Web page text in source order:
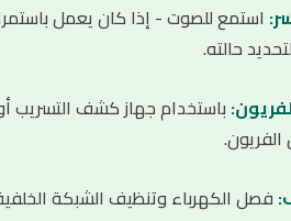
استمع للصوت - إذا كان يعمل
حالته.
باستخدام جهاز كشف التسريب
فصل الكهرباء وتنظيف الشبكة